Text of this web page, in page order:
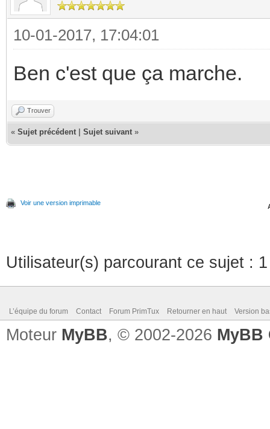
10-01-2017, 17:04:01
Ben c'est que ça marche.
Trouver
« Sujet précédent Sujet suivant »
Voir une version imprimable
Utilisateur(s) parcourant ce sujet :
L’équipe du forum Contact Forum PrimTux Retourner en haut Version
Moteur MyBB, © 2002-2026 MyBB